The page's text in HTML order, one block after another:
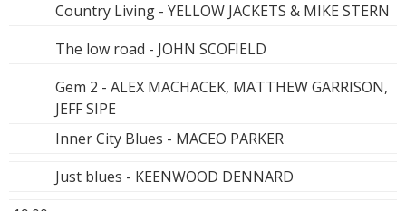
Country Living - YELLOW JACKETS & MIKE STERN
The low road - JOHN SCOFIELD
Gem 2 - ALEX MACHACEK, MATTHEW GARRISON,
JEFF SIPE
Inner City Blues - MACEO PARKER
Just blues - KEENWOOD DENNARD